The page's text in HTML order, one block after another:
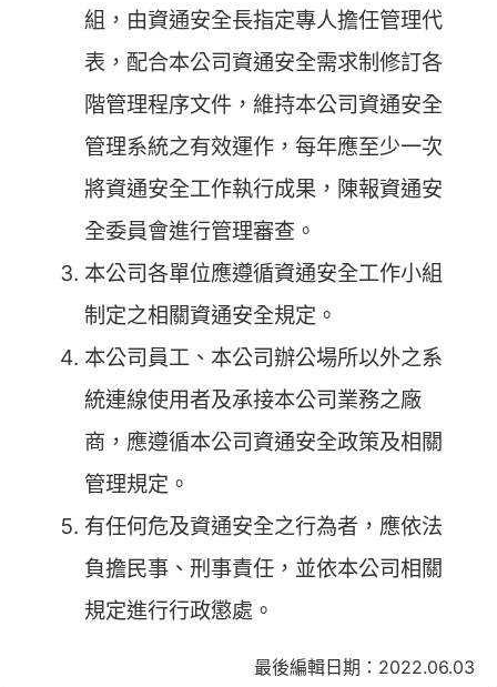
組，由資通安全長指定專人擔任管理代
表，配合本公司資通安全需求制修訂各
階管理程序文件，維持本公司資通安全
管理系統之有效運作，每年應至少一次
將資通安全工作執行成果，陳報資通安
全委員會進行管理審查。
本公司各單位應遵循資通安全工作小組
制定之相關資通安全規定。
本公司員工、本公司辦公場所以外之系
統連線使用者及承接本公司業務之廠
商，應遵循本公司資通安全政策及相關
管理規定。
有任何危及資通安全之行為者，應依法
負擔民事、刑事責任，並依本公司相關
規定進行行政懲處。
最後編輯日期：2022.06.03